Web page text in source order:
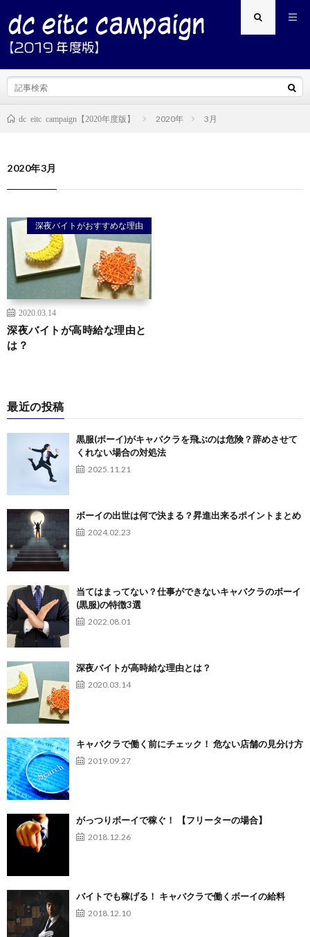
dc eitc campaign【2020年度版】 2020年 3月
2020年3月
深夜バイトがおすすめな理由
2020.03.14
深夜バイトが高時給な理由と
は？
最近の投稿
黒服(ボーイ)がキャバクラを飛ぶのは危険？辞めさせて
くれない場合の対処法
2025.11.21
ボーイの出世は何で決まる？昇進出来るポイントまとめ
2024.02.23
当てはまってない？仕事ができないキャバクラのボーイ
(黒服)の特徴3選
2022.08.01
深夜バイトが高時給な理由とは？
2020.03.14
キャバクラで働く前にチェック！ 危ない店舗の見分け方
2019.09.27
がっつりボーイで稼ぐ！ 【フリーターの場合】
2018.12.26
バイトでも稼げる！ キャバクラで働くボーイの給料
2018.12.10